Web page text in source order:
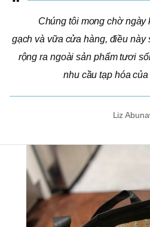
Chúng tôi mong chờ ngày
gạch và vữacửa hàng, điều này
rộng ra ngoài sản phẩm tươi
nhu cầu tạp hóa
Liz